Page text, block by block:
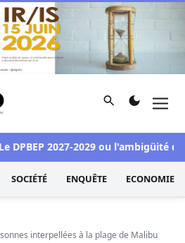
d'information et d'investigation
Rechercher
2027-2029 ou l'ambigüité
SOCIÉTÉ ENQUÊTE ECONOMIE
interpellées à la plage de Malibu